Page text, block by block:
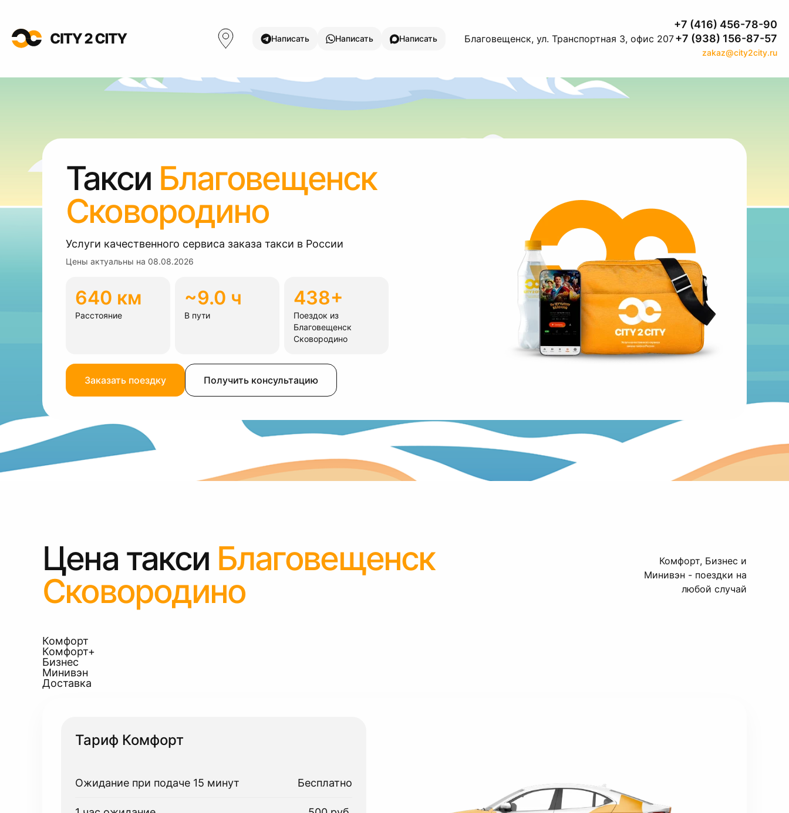
Написать Написать Написать Благовещенск, ул. Транспортная 3, офис 207
+7 (416) 456-78-90
+7 (938) 156-87-57
zakaz@city2city.ru
Такси Благовещенск
Сковородино
Услуги качественного сервиса заказа такси в России
Цены актуальны на 08.08.2026
640 км
Расстояние
~9.0 ч
В пути
438+
Поездок из
Благовещенск
Сковородино
Заказать поездку Получить консультацию
Цена такси Благовещенск
Сковородино
Комфорт, Бизнес и
Минивэн - поездки на
любой случай
Комфорт
Комфорт+
Бизнес
Минивэн
Доставка
Тариф Комфорт
Ожидание при подаче 15 минут Бесплатно